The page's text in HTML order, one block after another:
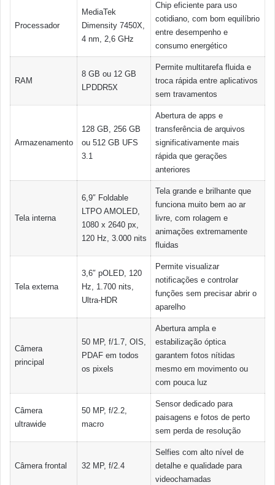
Processador
MediaTek
Dimensity 7450X,
4 nm, 2,6 GHz
Chip eficiente para uso
cotidiano, com bom equilíbrio
entre desempenho e
consumo energético
RAM
8 GB ou 12 GB
LPDDR5X
Permite multitarefa fluida e
troca rápida entre aplicativos
sem travamentos
Armazenamento
128 GB, 256 GB
ou 512 GB UFS
3.1
Abertura de apps e
transferência de arquivos
significativamente mais
rápida que gerações
anteriores
Tela interna
6,9″ Foldable
LTPO AMOLED,
1080 x 2640 px,
120 Hz, 3.000 nits
Tela grande e brilhante que
funciona muito bem ao ar
livre, com rolagem e
animações extremamente
fluidas
Tela externa
3,6″ pOLED, 120
Hz, 1.700 nits,
Ultra-HDR
Permite visualizar
notificações e controlar
funções sem precisar abrir o
aparelho
Câmera
principal
50 MP, f/1.7, OIS,
PDAF em todos
os pixels
Abertura ampla e
estabilização óptica
garantem fotos nítidas
mesmo em movimento ou
com pouca luz
Câmera
ultrawide
50 MP, f/2.2,
macro
Sensor dedicado para
paisagens e fotos de perto
sem perda de resolução
Câmera frontal 32 MP, f/2.4
Selfies com alto nível de
detalhe e qualidade para
videochamadas